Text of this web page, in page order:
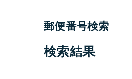
郵便番号検索
検索結果